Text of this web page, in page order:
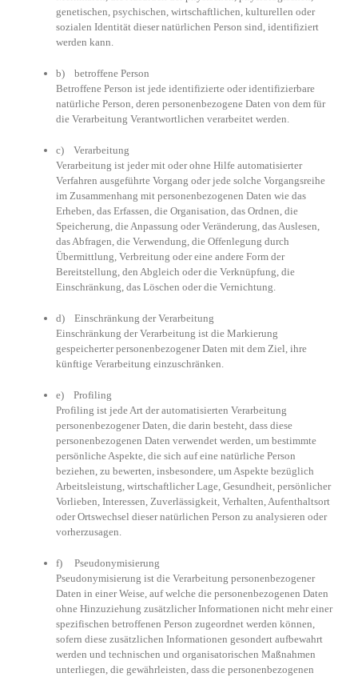
genetischen, psychischen, wirtschaftlichen, kulturellen oder
sozialen Identität dieser natürlichen Person sind, identifiziert
werden kann.
b) betroffene Person
Betroffene Person ist jede identifizierte oder identifizierbare
natürliche Person, deren personenbezogene Daten von dem für
die Verarbeitung Verantwortlichen verarbeitet werden.
c) Verarbeitung
Verarbeitung ist jeder mit oder ohne Hilfe automatisierter
Verfahren ausgeführte Vorgang oder jede solche Vorgangsreihe
im Zusammenhang mit personenbezogenen Daten wie das
Erheben, das Erfassen, die Organisation, das Ordnen, die
Speicherung, die Anpassung oder Veränderung, das Auslesen,
das Abfragen, die Verwendung, die Offenlegung durch
Übermittlung, Verbreitung oder eine andere Form der
Bereitstellung, den Abgleich oder die Verknüpfung, die
Einschränkung, das Löschen oder die Vernichtung.
d) Einschränkung der Verarbeitung
Einschränkung der Verarbeitung ist die Markierung
gespeicherter personenbezogener Daten mit dem Ziel, ihre
künftige Verarbeitung einzuschränken.
e) Profiling
Profiling ist jede Art der automatisierten Verarbeitung
personenbezogener Daten, die darin besteht, dass diese
personenbezogenen Daten verwendet werden, um bestimmte
persönliche Aspekte, die sich auf eine natürliche Person
beziehen, zu bewerten, insbesondere, um Aspekte bezüglich
Arbeitsleistung, wirtschaftlicher Lage, Gesundheit, persönlicher
Vorlieben, Interessen, Zuverlässigkeit, Verhalten, Aufenthaltsort
oder Ortswechsel dieser natürlichen Person zu analysieren oder
vorherzusagen.
f) Pseudonymisierung
Pseudonymisierung ist die Verarbeitung personenbezogener
Daten in einer Weise, auf welche die personenbezogenen Daten
ohne Hinzuziehung zusätzlicher Informationen nicht mehr einer
spezifischen betroffenen Person zugeordnet werden können,
sofern diese zusätzlichen Informationen gesondert aufbewahrt
werden und technischen und organisatorischen Maßnahmen
unterliegen, die gewährleisten, dass die personenbezogenen